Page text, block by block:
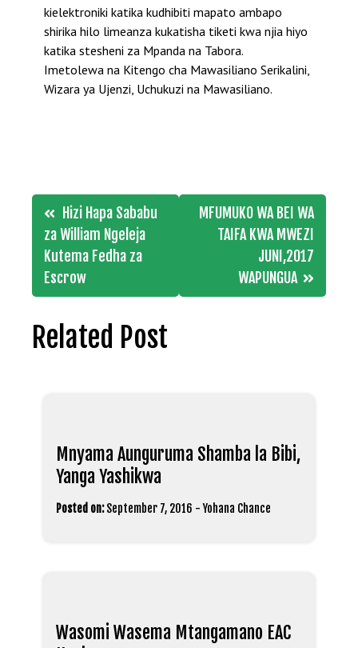
kielektroniki katika kudhibiti mapato ambapo
shirika hilo limeanza kukatisha tiketi kwa njia hiyo
katika stesheni za Mpanda na Tabora.
Imetolewa na Kitengo cha Mawasiliano Serikalini,
Wizara ya Ujenzi, Uchukuzi na Mawasiliano.
Post
navigation
Hizi Hapa Sababu
za William Ngeleja
Kutema Fedha za
Escrow
MFUMUKO WA BEI WA
TAIFA KWA MWEZI
JUNI,2017
WAPUNGUA
Related Post
Mnyama Aunguruma Shamba la Bibi,
Yanga Yashikwa
Posted on: September 7, 2016 -Yohana Chance
Wasomi Wasema Mtangamano EAC